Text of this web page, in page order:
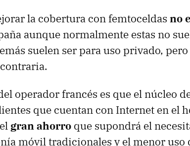
la cobertura con femtoceldas no
aunque normalmente estas no
suelen ser para uso privado, pero
operador francés es que el núcleo
que cuentan con Internet en el
gran ahorro que supondrá el
móvil tradicionales y el menor uso